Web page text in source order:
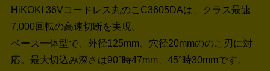
HiKOKI 36Vコードレス丸のこC3605DAは、クラス最速
7,000回転の高速切断を実現。
ベース一体型で、外径125mm、穴径20mmののこ刃に対
応。最大切込み深さは90°時47mm、45°時30mmです。